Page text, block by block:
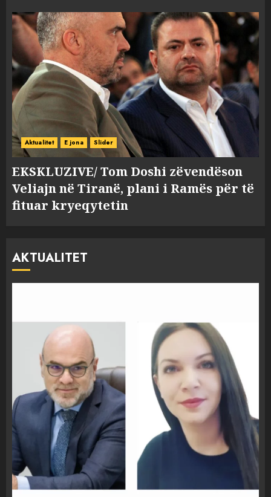
Aktualitet E jona Slider
EKSKLUZIVE/ Tom Doshi zëvendëson
Veliajn në Tiranë, plani i Ramës për të
fituar kryeqytetin
AKTUALITET